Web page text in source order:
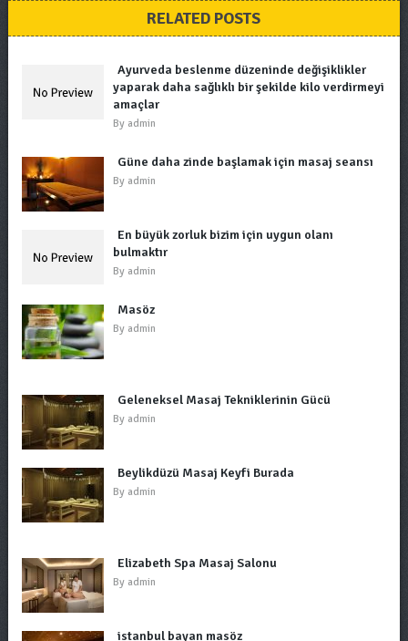
RELATED POSTS
Ayurveda beslenme düzeninde değişiklikler
yaparak daha sağlıklı bir şekilde kilo verdirmeyi
amaçlar
By admin
Güne daha zinde başlamak için masaj seansı
By admin
En büyük zorluk bizim için uygun olanı
bulmaktır
By admin
Masöz
By admin
Geleneksel Masaj Tekniklerinin Gücü
By admin
Beylikdüzü Masaj Keyfi Burada
By admin
Elizabeth Spa Masaj Salonu
By admin
istanbul bayan masöz